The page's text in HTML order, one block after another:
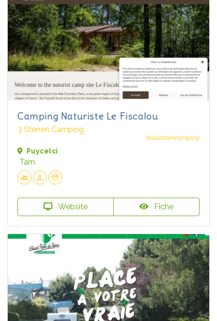
Camping Naturiste Le Fiscalou
3 Sterren Camping
Naturistencamping
Puycelci
Tarn
Website Fiche